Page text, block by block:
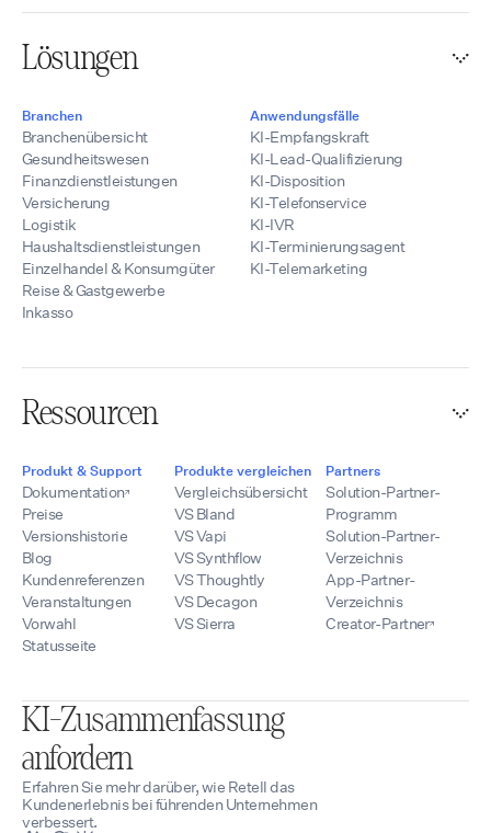
Lösungen
Branchen
Branchenübersicht
Gesundheitswesen
Finanzdienstleistungen
Versicherung
Logistik
Haushaltsdienstleistungen
Einzelhandel & Konsumgüter
Reise & Gastgewerbe
Inkasso
Anwendungsfälle
KI-Empfangskraft
KI-Lead-Qualifizierung
KI-Disposition
KI-Telefonservice
KI-IVR
KI-Terminierungsagent
KI-Telemarketing
Ressourcen
Produkt & Support
Dokumentation
Preise
Versionshistorie
Blog
Kundenreferenzen
Veranstaltungen
Vorwahl
Statusseite
Produkte vergleichen
Vergleichsübersicht
VS Bland
VS Vapi
VS Synthflow
VS Thoughtly
VS Decagon
VS Sierra
Partners
Solution-Partner-
Programm
Solution-Partner-
Verzeichnis
App-Partner-
Verzeichnis
Creator-Partner
KI-Zusammenfassung
anfordern
Erfahren Sie mehr darüber, wie Retell das
Kundenerlebnis bei führenden Unternehmen
verbessert.